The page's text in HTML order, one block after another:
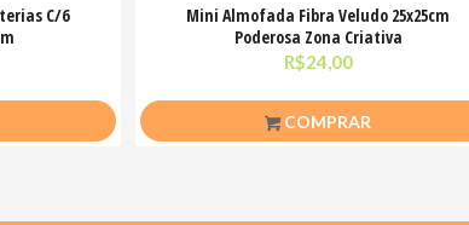
C/6
Mini Almofada Fibra Veludo 25x25cm
Poderosa Zona Criativa
R$24,00
COMPRAR